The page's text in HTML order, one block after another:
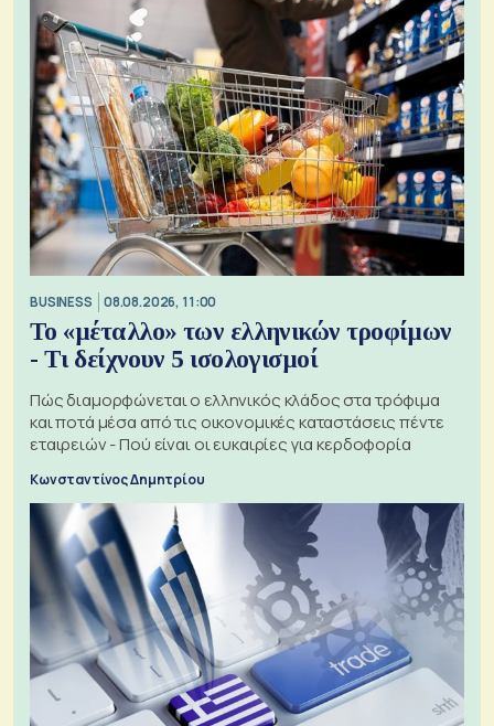
BUSINESS 08.08.2026, 11:00
Το «μέταλλο» των ελληνικών τροφίμων
- Τι δείχνουν 5 ισολογισμοί
Πώς διαμορφώνεται ο ελληνικός κλάδος στα τρόφιμα
και ποτά μέσα από τις οικονομικές καταστάσεις πέντε
εταιρειών - Πού είναι οι ευκαιρίες για κερδοφορία
Κωνσταντίνος Δημητρίου